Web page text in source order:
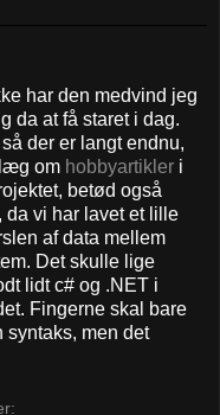
har den medvind jeg
da at få staret i dag.
der er langt endnu,
om hobbyartikler i
betød også
da vi har lavet et lille
af data mellem
Det skulle lige
lidt c# og .NET i
Fingerne skal bare
syntaks, men det